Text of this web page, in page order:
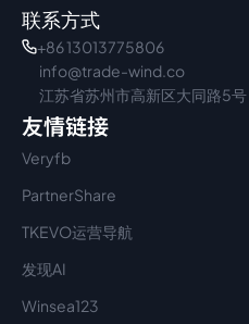
联系方式
+86 13013775806
info@trade-wind.co
江苏省苏州市高新区大同路5号
友情链接
Veryfb
PartnerShare
TKEVO运营导航
发现AI
Winsea123